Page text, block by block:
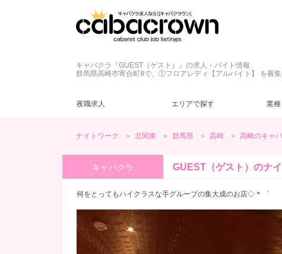
キャバクラ『GUEST（ゲスト）』の求人・バイト情報
群馬県高崎市寄合町8で、①フロアレディ【アルバイト】 を募集
夜職求人 エリアで探す
群馬県 (5)
業
キャバクラ (3) ラウンジ (1)
(2) 日払い (1)
経験者優遇
今すぐ体入 (1) 週１～OK (4)
深夜【22～5時】 (1)
30代 (4)
ナイトワーク 北関東 群馬県 高崎 高崎のキャ
キャバクラ GUEST（ゲスト）のナ
何をとってもハイクラスな手グループの集大成のお店◇＊゜